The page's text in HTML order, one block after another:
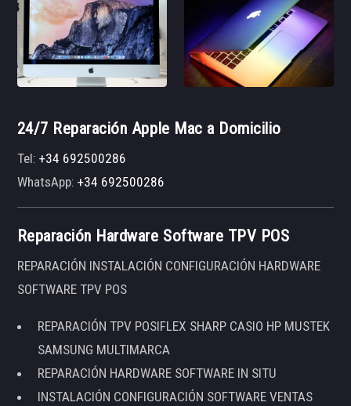
24/7 Reparación Apple Mac a Domicilio
Tel:+34 692500286
WhatsApp:+34 692500286
Reparación Hardware Software TPV POS
REPARACIÓN INSTALACIÓN CONFIGURACIÓN HARDWARE
SOFTWARE TPV POS
REPARACIÓN TPV POSIFLEX SHARP CASIO HP MUSTEK
SAMSUNG MULTIMARCA
REPARACIÓN HARDWARE SOFTWARE IN SITU
INSTALACIÓN CONFIGURACIÓN SOFTWARE VENTAS